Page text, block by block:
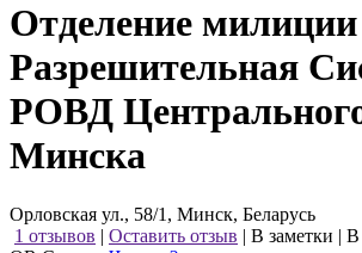
Отделение
Разрешительная
РОВД
Минска
Орловская ул., 58/1, Минск, Беларусь
1 отзывов | Оставить отзыв | В заметки | В